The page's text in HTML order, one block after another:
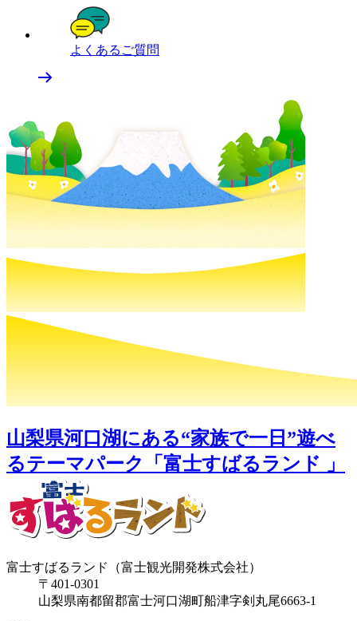
よくあるご質問
山梨県河口湖にある“家族で一日”遊べ
るテーマパーク「富士すばるランド 」
富士すばるランド（富士観光開発株式会社）
〒401-0301
山梨県南都留郡富士河口湖町船津字剣丸尾6663-1